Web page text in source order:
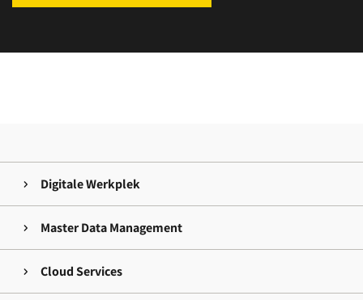
Digitale Werkplek
Master Data Management
Cloud Services